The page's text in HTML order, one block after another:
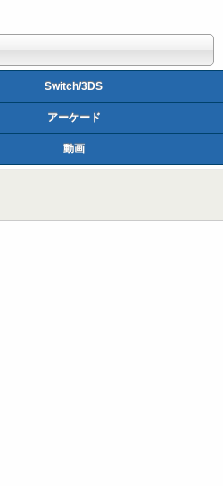
Switch/3DS
アーケード
動画